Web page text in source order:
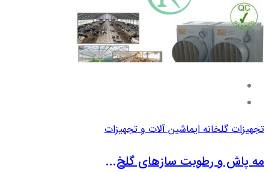
تجهیزات گلخانه ایماشین آلات و تجهیزات
مه پاش و رطوبت سازهای گلخ...